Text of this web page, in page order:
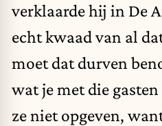
verklaarde hij in De
echt kwaad van al
moet dat durven
wat je met die gasten
ze niet opgeven,